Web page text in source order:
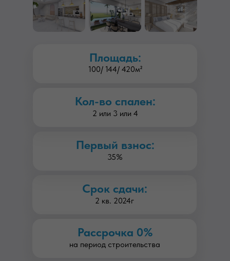
Площадь:
100/ 144/ 420м²
Срок сдачи:
2 кв. 2024г
Первый взнос:
35%
Рассрочка 0%
на период строительства
Кол-во спален:
2 или 3 или 4